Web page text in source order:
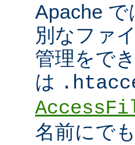
Apache
別なファ
管理をで
は
名前にで